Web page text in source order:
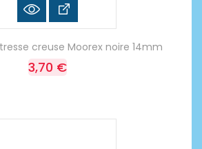
creuse Moorex noire 14mm
3,70 €